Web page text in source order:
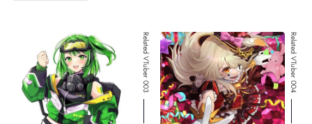
Related VTuber 003 Related VTuber 004